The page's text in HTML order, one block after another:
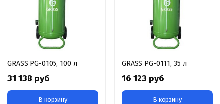
GRASS PG-0105, 100 л
31 138 руб
В корзину
GRASS PG-0111, 35 л
16 123 руб
В корзину